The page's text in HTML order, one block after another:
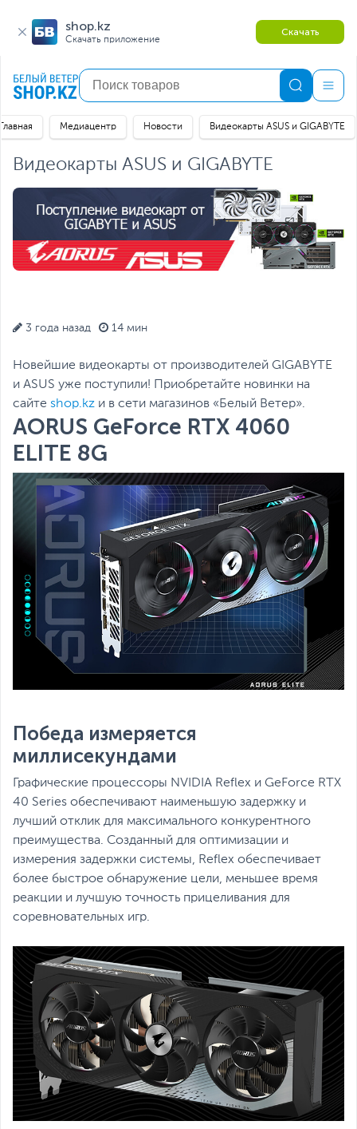
shop.kz
Скачать приложение
Скачать
Главная Медиацентр Новости Видеокарты ASUS и GIGABYTE
Видеокарты ASUS и GIGABYTE
3 года назад 14 мин
Новейшие видеокарты от производителей GIGABYTE
и ASUS уже поступили! Приобретайте новинки на
сайте shop.kz и в сети магазинов «Белый Ветер».
AORUS GeForce RTX 4060
ELITE 8G
Победа измеряется
миллисекундами
Графические процессоры NVIDIA Reflex и GeForce RTX
40 Series обеспечивают наименьшую задержку и
лучший отклик для максимального конкурентного
преимущества. Созданный для оптимизации и
измерения задержки системы, Reflex обеспечивает
более быстрое обнаружение цели, меньшее время
реакции и лучшую точность прицеливания для
соревновательных игр.